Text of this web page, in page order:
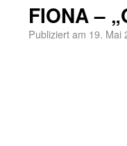
FIONA –
Publiziert am 19. Mai